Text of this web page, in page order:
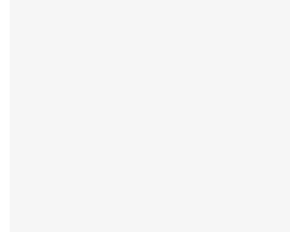
В январе 2026 года в
поселении Тосненского
области двое детей
катаясь на тюбингах.
патрулируя места катания,
приезжают в основном
детьми школьного
приспособлены для
из-за высоты, крутизны и
Указанные места не